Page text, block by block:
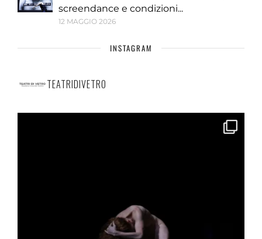
screendance e condizioni...
12 MAGGIO 2026
INSTAGRAM
TEATRIDIVETRO